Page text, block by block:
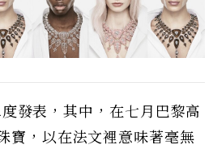
表，其中，在七月巴黎高
寶，以在法文裡意味著毫無